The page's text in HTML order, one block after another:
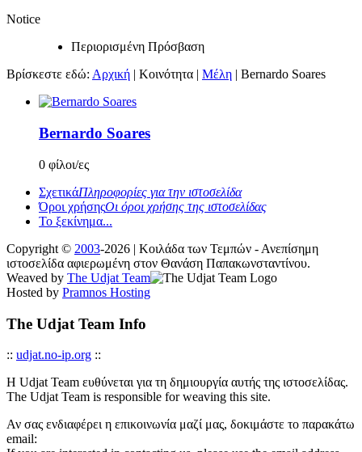
Notice
Περιορισμένη Πρόσβαση
Βρίσκεστε εδώ: Αρχική | Κοινότητα | Μέλη | Bernardo Soares
Bernardo Soares
0 φίλοι/ες
ΣχετικάΠληροφορίες για την ιστοσελίδα
Όροι χρήσηςΟι όροι χρήσης της ιστοσελίδας
Το ξεκίνημα...
Copyright © 2003-2026 | Κοιλάδα των Τεμπών - Ανεπίσημη
ιστοσελίδα αφιερωμένη στον Θανάση Παπακωνσταντίνου.
Weaved by The Udjat Team
Hosted by Pramnos Hosting
The Udjat Team Info
:: udjat.no-ip.org ::
Η Udjat Team ευθύνεται για τη δημιουργία αυτής της ιστοσελίδας.
The Udjat Team is responsible for weaving this site.
Αν σας ενδιαφέρει η επικοινωνία μαζί μας, δοκιμάστε το παρακάτω
email: